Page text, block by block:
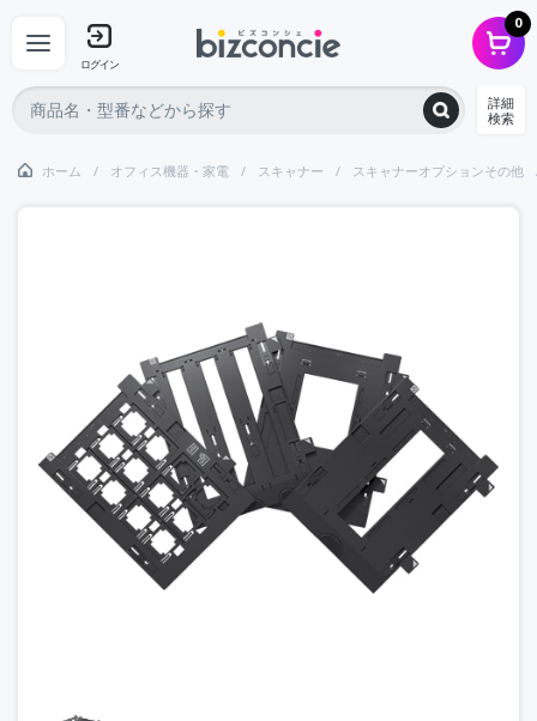
ログイン
0
詳細
検索
ホーム オフィス機器・家電 スキャナー スキャナーオプションその他